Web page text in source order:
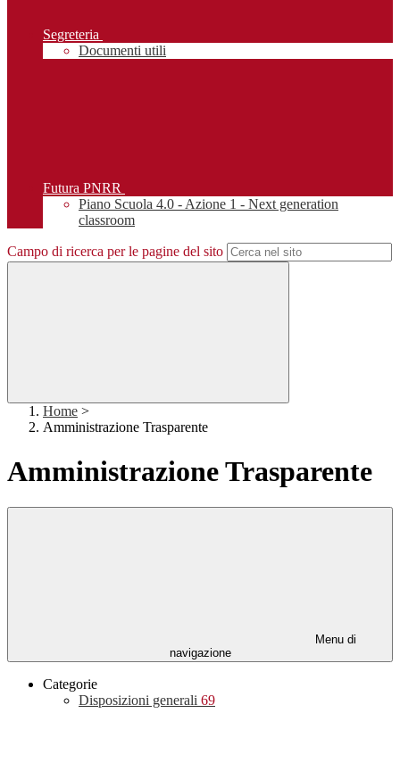
Segreteria
Documenti utili
Futura PNRR
Piano Scuola 4.0 - Azione 1 - Next generation
classroom
Campo di ricerca per le pagine del sito
Home >
Amministrazione Trasparente
Amministrazione Trasparente
Menu di
navigazione
Categorie
Disposizioni generali 69